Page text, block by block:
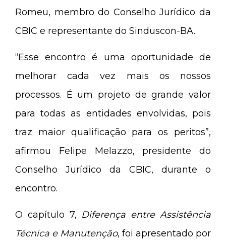
Romeu, membro do Conselho Jurídico da
CBIC e representante do Sinduscon-BA.
“Esse encontro é uma oportunidade de
melhorar cada vez mais os nossos
processos. É um projeto de grande valor
para todas as entidades envolvidas, pois
traz maior qualificação para os peritos”,
afirmou Felipe Melazzo, presidente do
Conselho Jurídico da CBIC, durante o
encontro.
O capítulo 7, Diferença entre Assistência
Técnica e Manutenção, foi apresentado por